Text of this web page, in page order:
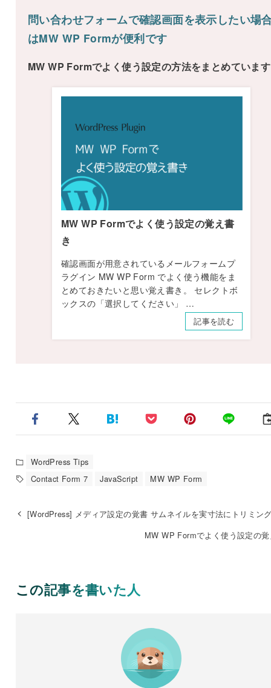
問い合わせフォームで確認画面を表示したい場
はMW WP Formが便利です
MW WP Formでよく使う設定の方法をまとめています
MW WP Formでよく使う設定の覚え書
き
確認画面が用意されているメールフォームプ
ラグイン MW WP Form でよく使う機能をま
とめておきたいと思い覚え書き。 セレクトボ
ックスの「選択してください」 …
記事を読む
WordPress Tips
Contact Form 7
JavaScript MW WP Form
[WordPress] メディア設定の覚書 サムネイルを実寸法にトリミン
MW WP Formでよく使う設定の
この記事を書いた人